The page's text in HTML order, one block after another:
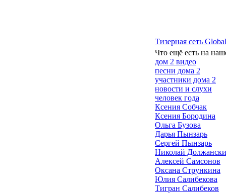
Тизерная сеть
Что ещё есть на
дом 2 видео
песни дома 2
участники дома 2
новости и слухи
человек года
Ксения Собчак
Ксения Бородина
Ольга Бузова
Дарья Пынзарь
Сергей Пынзарь
Николай
Алексей Самсонов
Оксана Стрункина
Юлия Салибекова
Тигран Салибеков